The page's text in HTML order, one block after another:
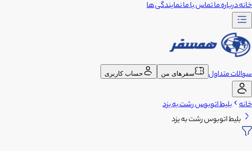
خانهدرباره ماتماس با مانمایندگی ها
سوالات متداول سفرهای من حساب کاربری
خانه بلیط اتوبوس رشت به یزد
بلیط اتوبوس رشت به یزد